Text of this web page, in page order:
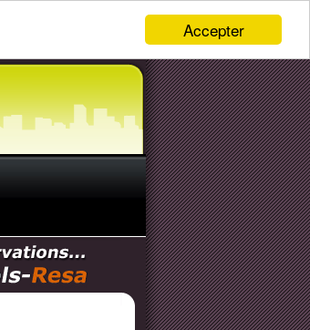
Accepter